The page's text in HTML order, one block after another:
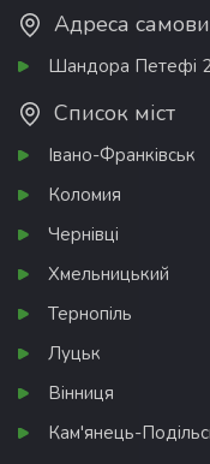
Адреса
Шандора Петефі
Список міст
Івано-Франківськ
Коломия
Чернівці
Хмельницький
Тернопіль
Луцьк
Вінниця
Кам'янець-